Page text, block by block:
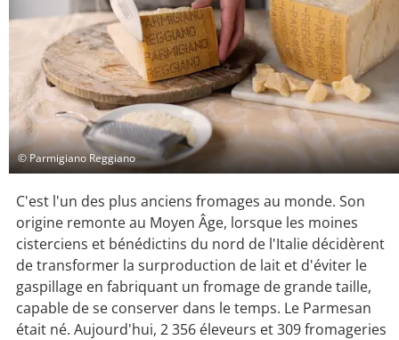
© Parmigiano Reggiano
C'est l'un des plus anciens fromages au monde. Son
origine remonte au Moyen Âge, lorsque les moines
cisterciens et bénédictins du nord de l'Italie décidèrent
de transformer la surproduction de lait et d'éviter le
gaspillage en fabriquant un fromage de grande taille,
capable de se conserver dans le temps. Le Parmesan
était né. Aujourd'hui, 2 356 éleveurs et 309 fromageries